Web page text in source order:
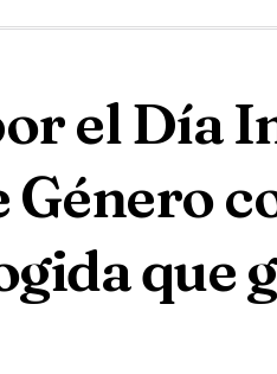
el Día
Género
que